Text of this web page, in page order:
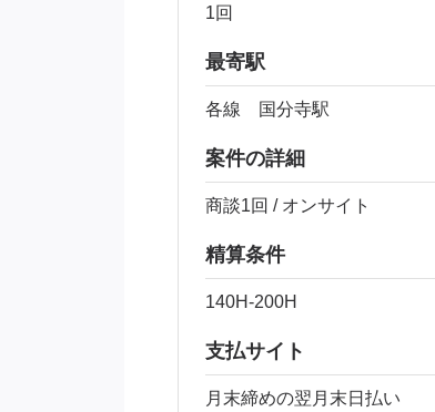
1回
最寄駅
各線 国分寺駅
案件の詳細
商談1回 / オンサイト
精算条件
140H-200H
支払サイト
月末締めの翌月末日払い